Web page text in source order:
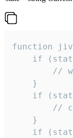
function
if
//
    }
if
//
    }
if